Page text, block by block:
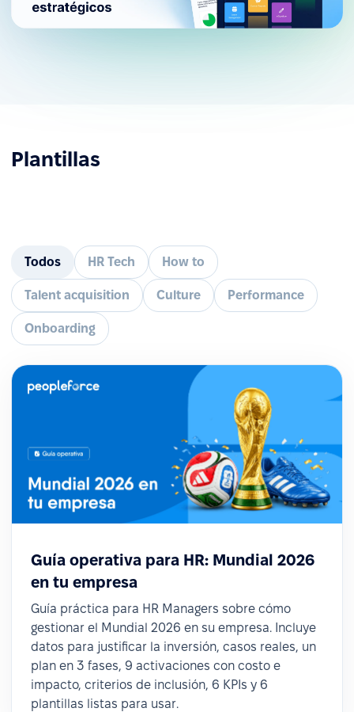
Plantillas
Todos HR Tech How to
Talent acquisition Culture Performance
Onboarding
Guía operativa para HR: Mundial 2026
en tu empresa
Guía práctica para HR Managers sobre cómo
gestionar el Mundial 2026 en su empresa. Incluye
datos para justificar la inversión, casos reales, un
plan en 3 fases, 9 activaciones con costo e
impacto, criterios de inclusión, 6 KPIs y 6
plantillas listas para usar.